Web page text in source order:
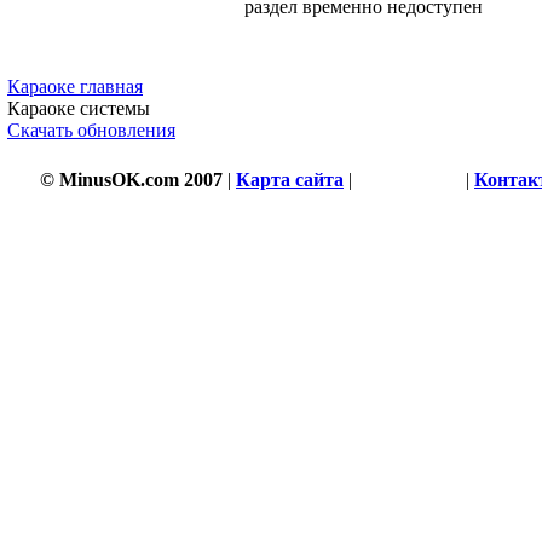
Караоке главная
Караоке системы
Скачать обновления
раздел временно недоступен
© MinusOK.com 2007 | Карта сайта | |